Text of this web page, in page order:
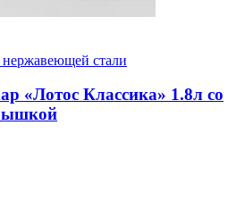
нержавеющей стали
«Лотос Классика» 1.8л со